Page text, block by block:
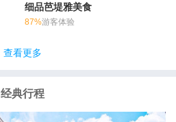
细品芭堤雅美食
87%游客体验
查看更多
经典行程